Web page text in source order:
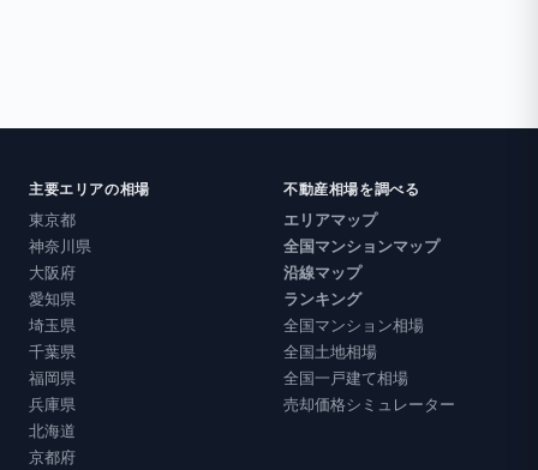
主要エリアの相場
東京都
神奈川県
大阪府
愛知県
埼玉県
千葉県
福岡県
兵庫県
北海道
京都府
不動産相場を調べる
エリアマップ
全国マンションマップ
沿線マップ
ランキング
全国マンション相場
全国土地相場
全国一戸建て相場
売却価格シミュレーター